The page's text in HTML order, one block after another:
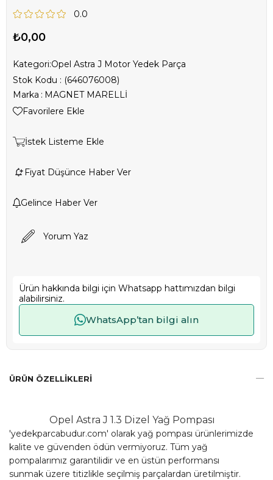
0.0
₺0,00
Kategori:Opel Astra J Motor Yedek Parça
Stok Kodu
(646076008)
Marka : MAGNET MARELLİ
Favorilere Ekle
İstek Listeme Ekle
Fiyat Düşünce Haber Ver
Gelince Haber Ver
Yorum Yaz
Ürün hakkında bilgi için Whatsapp hattımızdan bilgi
alabilirsiniz.
WhatsApp’tan bilgi alın
ÜRÜN ÖZELLIKLERI
Opel Astra J 1.3 Dizel Yağ Pompası
'yedekparcabudur.com' olarak yağ pompası ürünlerimizde
kalite ve güvenden ödün vermiyoruz. Tüm yağ
pompalarımız garantilidir ve en üstün performansı
sunmak üzere titizlikle seçilmiş parçalardan üretilmiştir.